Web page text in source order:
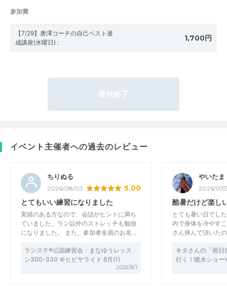
参加費
【7/29】唐澤コーチの自己ベスト達
成講座(水曜日) : 1,700円
受付終了
イベント主催者への過去のレビュー
ちりぬる
2026/08/03 5.00
とてもいい練習になりました
実績のある方なので、会話がヒントに満ち
ていました。ラン以外のストレッチも勉強
になりました。 また、参加者全員のお名…
ランステ®公認練習会：まなゆうレッス
ン300-330 ＠ヒビヤライド 8月(1)
2026/8/1
やいたま
2026/07/
酷暑だけど楽し
とても暑い日でし
内で身体を冷やす
さん挟んで頂いた
キタさんの「祝日
行く！噴水ショ